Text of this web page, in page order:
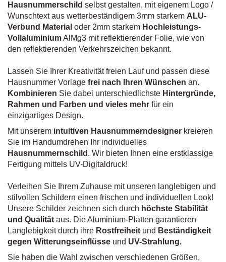
Hausnummerschild selbst gestalten, mit eigenem Logo /
Wunschtext aus wetterbeständigem 3mm starkem ALU-
Verbund Material oder 2mm starkem Hochleistungs-
VollaluminiumAlMg3 mit reflektierender Folie, wie von
den reflektierenden Verkehrszeichen bekannt.
Lassen Sie Ihrer Kreativität freien Lauf und passen diese
Hausnummer Vorlage frei nach Ihren Wünschen an.
Kombinieren Sie dabei unterschiedlichste Hintergründe,
Rahmen und Farben und vieles mehr für ein
einzigartiges Design.
Mit unserem intuitiven Hausnummerndesigner kreieren
Sie im Handumdrehen Ihr individuelles
Hausnummernschild . Wir bieten Ihnen eine erstklassige
Fertigung mittels UV-Digitaldruck!
Verleihen Sie Ihrem Zuhause mit unseren langlebigen und
stilvollen Schildern einen frischen und individuellen Look!
Unsere Schilder zeichnen sich durch höchste Stabilität
und Qualität aus. Die Aluminium-Platten garantieren
Langlebigkeit durch ihre Rostfreiheit und Beständigkeit
gegen Witterungseinflüsse und UV-Strahlung.
Sie haben die Wahl zwischen verschiedenen Größen,